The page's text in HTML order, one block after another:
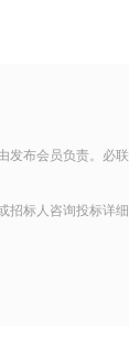
布会员负责。必联
标人咨询投标详